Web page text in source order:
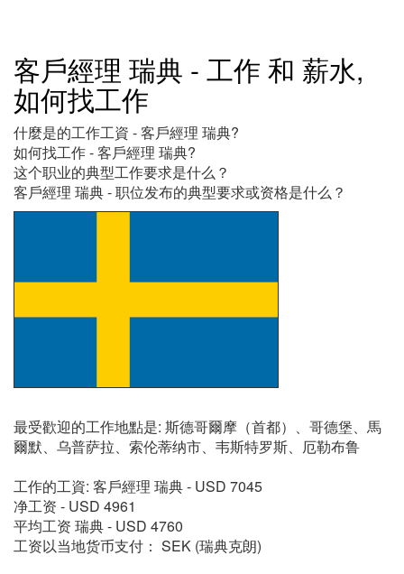
客戶經理 瑞典 - 工作 和 薪水,
如何找工作
什麼是的工作工資 - 客戶經理 瑞典?
如何找工作 - 客戶經理 瑞典?
这个职业的典型工作要求是什么？
客戶經理 瑞典 - 职位发布的典型要求或资格是什么？
最受歡迎的工作地點是: 斯德哥爾摩（首都）、哥德堡、馬
爾默、乌普萨拉、索伦蒂纳市、韦斯特罗斯、厄勒布鲁
工作的工資: 客戶經理 瑞典 - USD 7045
净工资 - USD 4961
平均工资 瑞典 - USD 4760
工资以当地货币支付： SEK (瑞典克朗)